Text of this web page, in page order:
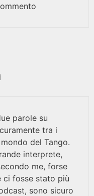
parole su
tra i
del Tango.
interprete,
me, forse
ci fosse stato più
sono sicuro